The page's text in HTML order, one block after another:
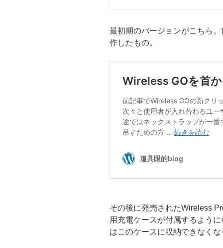
最初期のバージョンがこちら
作したもの。
その後に発売されたWireless
用充電ケースが付属するよう
はこのケースに収納できなく